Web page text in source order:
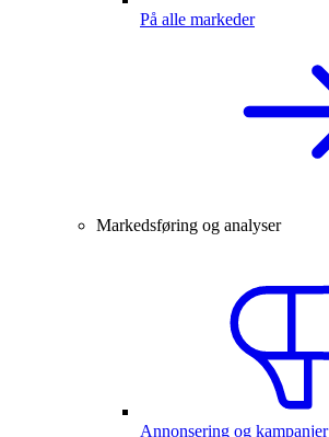
På alle markeder
Markedsføring og analyser
Annonsering og kampanjer